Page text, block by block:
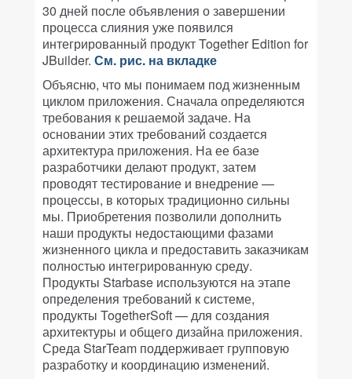
30 дней после объявления о завершении
процесса слияния уже появился
интегрированный продукт Together Edition for
JBuilder. См. рис. на вкладке
Объясню, что мы понимаем под жизненным
циклом приложения. Сначала определяются
требования к решаемой задаче. На
основании этих требований создается
архитектура приложения. На ее базе
разработчики делают продукт, затем
проводят тестирование и внедрение —
процессы, в которых традиционно сильны
мы. Приобретения позволили дополнить
наши продукты недостающими фазами
жизненного цикла и предоставить заказчикам
полностью интегрированную среду.
Продукты Starbase используются на этапе
определения требований к системе,
продукты TogetherSoft — для создания
архитектуры и общего дизайна приложения.
Среда StarTeam поддерживает групповую
разработку и координацию изменений.